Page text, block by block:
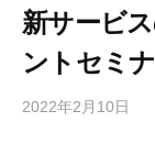
E
c
h
新サービ
ントセミナ
2022年2月10日